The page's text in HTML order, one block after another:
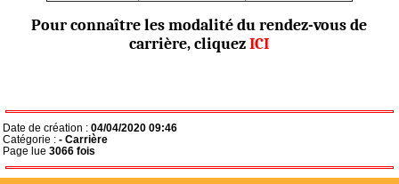
Pour connaître les modalité du rendez-vous de
carrière, cliquezICI
Date de création : 04/04/2020 09:46
Catégorie : - Carrière
Page lue 3066 fois